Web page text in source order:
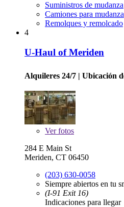
Suministros de mudanza
Camiones para mudanza
Remolques y remolcado
4
U-Haul of Meriden
Alquileres 24/7 | Ubicación
Verfotos
284 E Main St
Meriden, CT 06450
(203) 630-0058
Siempre abiertos en tu
(I-91 Exit 16)
Indicaciones para llegar